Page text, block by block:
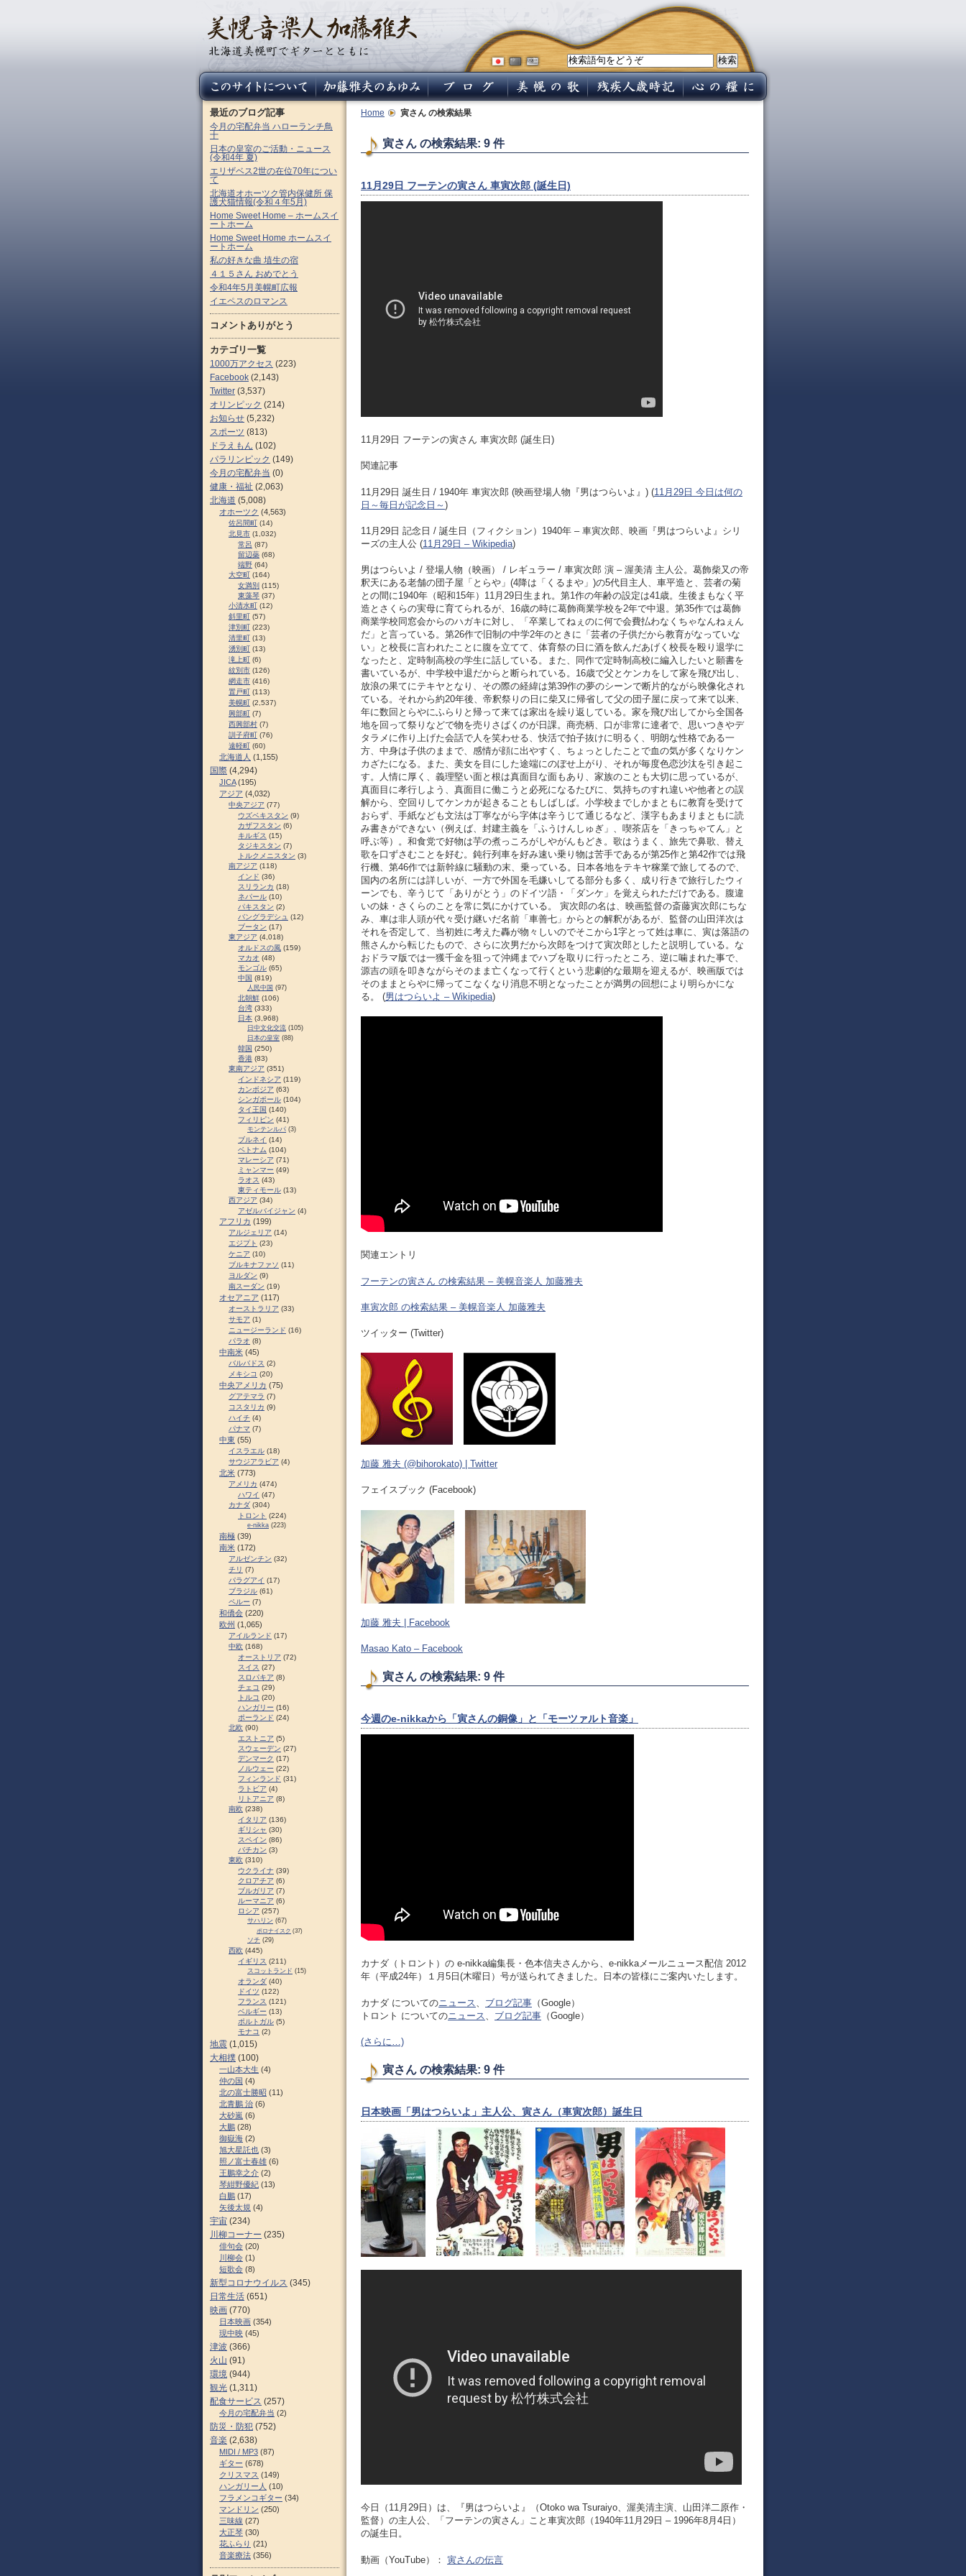
Home 寅さん の検索結果
寅さん の検索結果: 9 件
11月29日 フーテンの寅さん 車寅次郎 (誕生日)
11月29日 フーテンの寅さん 車寅次郎 (誕生日)
関連記事
11月29日 誕生日 / 1940年 車寅次郎 (映画登場人物『男はつらいよ』) (11月29日 今日は何の
日～毎日が記念日～ )
11月29日 記念日 / 誕生日（フィクション）1940年 – 車寅次郎、映画『男はつらいよ』シリ
ーズの主人公 (11月29日 – Wikipedia)
男はつらいよ / 登場人物（映画） / レギュラー / 車寅次郎 演 – 渥美清 主人公。葛飾柴又の帝
釈天にある老舗の団子屋「とらや」(4降は「くるまや」)の5代目主人、車平造と、芸者の菊
との間に1940年（昭和15年）11月29日生まれ。第1作の年齢の設定は41歳。生後まもなく平
造とさくらの実母に育てられるが、16歳の時に葛飾商業学校を2年で中退。第35作では葛飾
商業学校同窓会からのハガキに対し、「卒業してねぇのに何で会費払わなくちゃなんねぇん
だ」と言っている。第26作で旧制の中学2年のときに「芸者の子供だから教育がなっていな
い」と校長に言われたことに腹を立てて、体育祭の日に酒を飲んだあげく校長を殴り退学に
なったと、定時制高校の学生に話している。また、同作で定時制高校に編入したいと願書を
書いているが、中学校中退だからと断られている。16歳で父とケンカをして家を飛び出し、
放浪の果てにテキヤとなり、その際の経緯は第39作の夢のシーンで断片的ながら映像化され
ている。それから約20年後、帝釈祭りの日に柴又に帰省して父の団子屋に戻って来て以来、
年に数回とらやにふらりと帰って来ては家出を繰り返している。家を飛び出してから全国各
地を回って祭りなどで物を売りさばくのが日課。商売柄、口が非常に達者で、思いつきやデ
タラメに作り上げた会話で人を笑わせる、快活で拍子抜けに明るく、明朗な性格である一
方、中身は子供のままで、感情が顔に出やすく、ちょっとしたことで血の気が多くなりケン
カざたになる。また、美女を目にした途端にのぼせ上がり、それが毎度色恋沙汰を引き起こ
す。人情に厚く、義理堅い面と根は真面目な面もあり、家族のことも大切に思っているが、
真面目に孝行しよう、真面目に働こうと必死になるたびに、気持ちのすれ違いや他者との誤
解から、空回りしてケンカが起きることもしばしば。小学校までしかまともに教育を受けて
おらず、手紙なども文法は丁寧ながら字体は辛うじて通じるなど、漢字もあまりまともに読
み書きができない（例えば、封建主義を「ふうけんしゅぎ」、喫茶店を「きっちゃてん」と
呼ぶ等）。和食党で好物は芋の煮っころがしやがんもどき。歌はうまく、旅先で鼻歌、替え
歌を口ずさむことを好む。鈍行列車を好み速い乗り物は苦手であるが第25作と第42作では飛
行機、第46作では新幹線に騒動の末、乗っている。日本各地をテキヤ稼業で旅してるので、
国内の名所には詳しいが、一方で外国を毛嫌いしてる部分も多く、成り行きで旅行したウィ
ーンでも、辛うじて「ありがとう」のドイツ語・「ダンケ」を覚えられただけである。腹違
いの妹・さくらのことを常に気にかけている。 寅次郎の名は、映画監督の斎藤寅次郎にちな
み、車は非人頭が代々受け継いだ名前「車善七」からとの解釈があるが、監督の山田洋次は
それを否定して、当初姓に考えた轟が物々しいのでそこから1字とって姓は車に、寅は落語の
熊さんから転じたもので、さらに次男だから次郎をつけて寅次郎としたと説明している。な
おドラマ版では一獲千金を狙って沖縄までハブを取りに行ったところ、逆に噛まれた事で、
源吉の頭を叩きながらそのまま亡くなって行くという悲劇的な最期を迎えるが、映画版では
そのままとらやに帰ってこなくなり消息不明となったことが満男の回想により明らかにな
る。 (男はつらいよ – Wikipedia)
関連エントリ
フーテンの寅さん の検索結果 – 美幌音楽人 加藤雅夫
車寅次郎 の検索結果 – 美幌音楽人 加藤雅夫
ツイッター (Twitter)
加藤 雅夫 (@bihorokato) | Twitter
フェイスブック (Facebook)
加藤 雅夫 | Facebook
Masao Kato – Facebook
寅さん の検索結果: 9 件
今週のe-nikkaから「寅さんの銅像」と「モーツァルト音楽」
カナダ（トロント）の e-nikka編集長・色本信夫さんから、e-nikkaメールニュース配信 2012
年（平成24年）１月5日(木曜日）号が送られてきました。日本の皆様にご案内いたします。
カナダ についてのニュース ブログ記事 （Google）
トロント についてのニュース ブログ記事 （Google）
(さらに…)
寅さん の検索結果: 9 件
日本映画「男はつらいよ」主人公、寅さん（車寅次郎）誕生日
今日（11月29日）は、『男はつらいよ』（Otoko wa Tsuraiyo、渥美清主演、山田洋二原作・
監督）の主人公、「フーテンの寅さん」こと車寅次郎（1940年11月29日 – 1996年8月4日）
の誕生日。
動画（YouTube）： 寅さんの伝言
最近のブログ記事
今月の宅配弁当 ハローランチ鳥
十
日本の皇室のご活動・ニュース
(令和4年 夏)
エリザベス2世の在位70年につい
て
北海道オホーツク管内保健所 保
護犬猫情報(令和４年5月)
Home Sweet Home – ホームスイ
ートホーム
Home Sweet Home ホームスイ
ートホーム
私の好きな曲 埴生の宿
４１５さん おめでとう
令和4年5月美幌町広報
イエペスのロマンス
コメントありがとう
カテゴリ一覧
1000万アクセス (223)
Facebook (2,143)
Twitter (3,537)
オリンピック (214)
お知らせ (5,232)
スポーツ (813)
ドラえもん (102)
パラリンピック (149)
今月の宅配弁当 (0)
健康・福祉 (2,063)
北海道 (5,008)
オホーツク (4,563)
佐呂間町 (14)
北見市 (1,032)
常呂 (87)
留辺蘂 (68)
端野 (64)
大空町 (164)
女満別 (115)
東藻琴 (37)
小清水町 (12)
斜里町 (57)
津別町 (223)
清里町 (13)
湧別町 (13)
滝上町 (6)
紋別市 (126)
網走市 (416)
置戸町 (113)
美幌町 (2,537)
興部町 (7)
西興部村 (7)
訓子府町 (76)
遠軽町 (60)
北海道人 (1,155)
国際 (4,294)
JICA(195)
アジア (4,032)
中央アジア (77)
ウズベキスタン (9)
カザフスタン (6)
キルギス (15)
タジキスタン (7)
トルクメニスタン (3)
南アジア (118)
インド (36)
スリランカ (18)
ネパール (10)
パキスタン (2)
バングラデシュ (12)
ブータン (17)
東アジア (4,018)
オルドスの風 (159)
マカオ (48)
モンゴル (65)
中国 (819)
人民中国 (97)
北朝鮮 (106)
台湾 (333)
日本 (3,968)
日中文化交流 (105)
日本の皇室 (88)
韓国 (250)
香港 (83)
東南アジア (351)
インドネシア (119)
カンボジア (63)
シンガポール (104)
タイ王国 (140)
フィリピン (41)
モンテンルパ (3)
ブルネイ (14)
ベトナム (104)
マレーシア (71)
ミャンマー (49)
ラオス (43)
東ティモール (13)
西アジア (34)
アゼルバイジャン (4)
アフリカ (199)
アルジェリア (14)
エジプト (23)
ケニア (10)
ブルキナファソ (11)
ヨルダン (9)
南スーダン (19)
オセアニア (117)
オーストラリア (33)
サモア (1)
ニュージーランド (16)
パラオ (8)
中南米 (45)
バルバドス (2)
メキシコ (20)
中央アメリカ (75)
グアテマラ (7)
コスタリカ (9)
ハイチ (4)
パナマ (7)
中東 (55)
イスラエル (18)
サウジアラビア (4)
北米 (773)
アメリカ (474)
ハワイ (47)
カナダ (304)
トロント (224)
e-nikka (223)
南極 (39)
南米 (172)
アルゼンチン (32)
チリ (7)
パラグアイ (17)
ブラジル (61)
ペルー (7)
和僑会 (220)
欧州 (1,065)
アイルランド (17)
中欧 (168)
オーストリア (72)
スイス (27)
スロパキア (8)
チェコ (29)
トルコ (20)
ハンガリー (16)
ポーランド (24)
北欧 (90)
エストニア (5)
スウェーデン (27)
デンマーク (17)
ノルウェー (22)
フィンランド (31)
ラトビア (4)
リトアニア (8)
南欧 (238)
イタリア (136)
ギリシャ (30)
スペイン (86)
バチカン (3)
東欧 (310)
ウクライナ (39)
クロアチア (6)
ブルガリア (7)
ルーマニア (6)
ロシア (257)
サハリン (67)
ポロナイスク (37)
ソチ (29)
西欧 (445)
イギリス (211)
スコットランド (15)
オランダ (40)
ドイツ (122)
フランス (121)
ベルギー (13)
ポルトガル (5)
モナコ (2)
地震 (1,015)
大相撲 (100)
一山本大生 (4)
仲の国 (4)
北の富士勝昭 (11)
北青鵬 治 (6)
大砂嵐 (6)
大鵬 (28)
御嶽海 (2)
旭大星託也 (3)
照ノ富士春雄 (6)
王鵬幸之介 (2)
琴紺野優紀 (13)
白鵬 (17)
矢後太規 (4)
宇宙 (234)
川柳コーナー (235)
俳句会 (20)
川柳会 (1)
短歌会 (8)
新型コロナウイルス (345)
日常生活 (651)
映画 (770)
日本映画 (354)
現中映 (45)
津波 (366)
火山 (91)
環境 (944)
観光 (1,311)
配食サービス (257)
今月の宅配弁当 (2)
防災・防犯 (752)
音楽 (2,638)
MIDI / MP3 (87)
ギター (678)
クリスマス (149)
ハンガリー人 (10)
フラメンコギター (34)
マンドリン (250)
三味線 (27)
大正琴 (30)
花ふらり (21)
音楽療法 (356)